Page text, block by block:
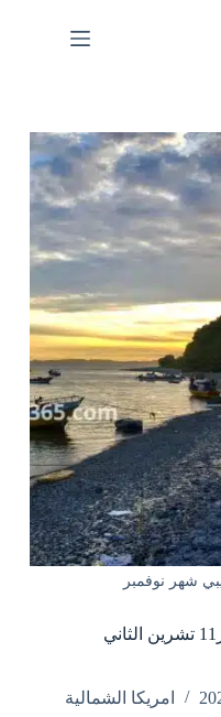
شهر نوفمبر
السياحة في البحر الكاريبي شهر نوفمبر11 تشرين الثاني
امريكا الشمالية